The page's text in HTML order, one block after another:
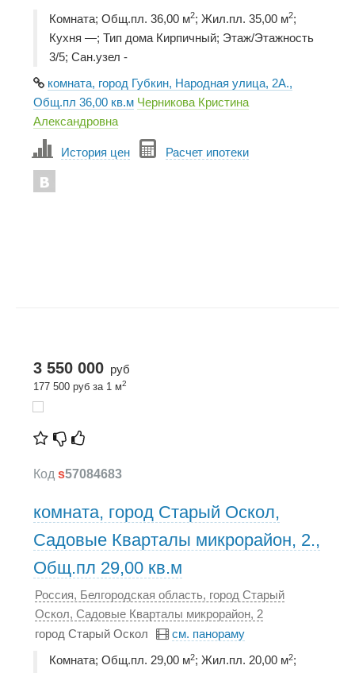
Комната; Общ.пл. 36,00 м2; Жил.пл. 35,00 м2;
Кухня —; Тип дома Кирпичный; Этаж/Этажность
3/5; Сан.узел -
комната, город Губкин, Народная улица, 2А.,
Общ.пл 36,00 кв.м Черникова Кристина
Александровна
История цен Расчет ипотеки
3 550 000 руб
177 500 руб за 1 м2
Код s57084683
комната, город Старый Оскол,
Садовые Кварталы микрорайон, 2.,
Общ.пл 29,00 кв.м
Россия, Белгородская область, город Старый
Оскол, Садовые Кварталы микрорайон, 2
город Старый Оскол
см. панораму
Комната; Общ.пл. 29,00 м2; Жил.пл. 20,00 м2;